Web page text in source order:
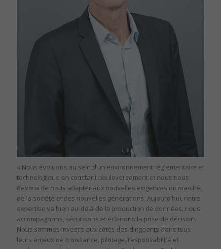
« Nous évoluons au sein d’un environnement règlementaire et
technologique en constant bouleversement et nous nous
devons de nous adapter aux nouvelles exigences du marché,
de la société et des nouvelles générations. Aujourd’hui, notre
expertise va bien au-delà de la production de données, nous
accompagnons, sécurisons et éclairons la prise de décision.
Nous sommes investis aux côtés des dirigeants dans tous
leurs enjeux de croissance, pilotage, responsabilité et